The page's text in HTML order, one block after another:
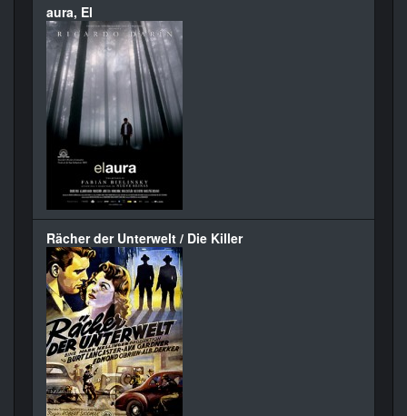
aura, El
Rächer der Unterwelt / Die Killer